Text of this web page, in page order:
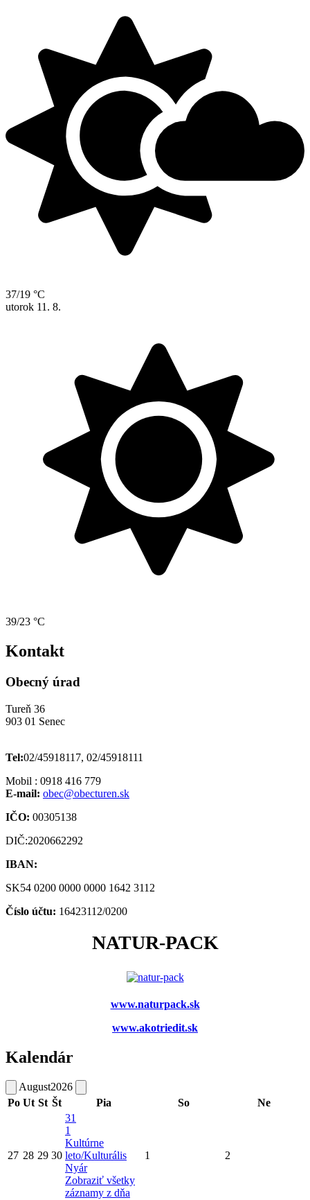
37/19 °C
utorok 11. 8.
39/23 °C
Kontakt
Obecný úrad
Tureň 36
903 01 Senec
Tel:02/45918117, 02/45918111
Mobil : 0918 416 779
E-mail: obec@obecturen.sk
IČO: 00305138
DIČ:2020662292
IBAN:
SK54 0200 0000 0000 1642 3112
Číslo účtu: 16423112/0200
NATUR-PACK
www.naturpack.sk
www.akotriedit.sk
Kalendár
August2026
Po Ut St Št Pia So Ne
27 28 29 30
31
1
Kultúrne
leto/Kulturális
Nyár
Zobraziť všetky
záznamy z dňa
1 2